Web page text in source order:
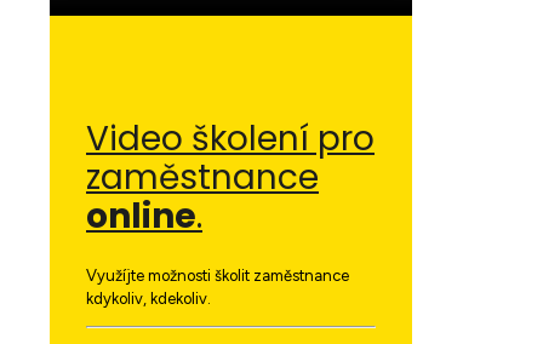
Video školení pro
zaměstnance
online.
Využíjte možnosti školit zaměstnance
kdykoliv, kdekoliv.